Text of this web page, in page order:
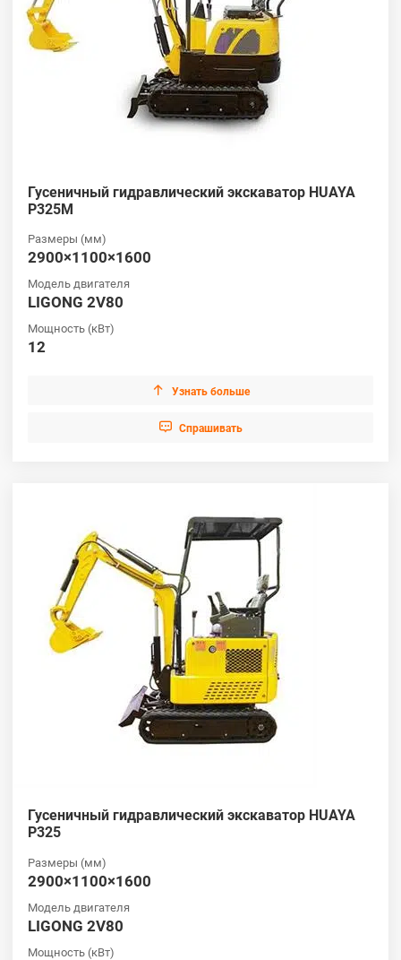
Гусеничный гидравлический экскаватор HUAYA
P325M
Размеры (мм)
2900×1100×1600
Модель двигателя
LIGONG 2V80
Мощность (кВт)
12
 Узнать больше
 Cпрашивать
Гусеничный гидравлический экскаватор HUAYA
P325
Размеры (мм)
2900×1100×1600
Модель двигателя
LIGONG 2V80
Мощность (кВт)